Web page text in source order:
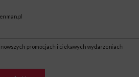
promocjach i ciekawych wydarzeniach